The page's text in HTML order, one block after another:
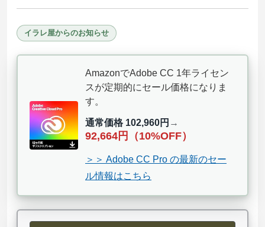
イラレ屋からのお知らせ
AmazonでAdobe CC 1年ライセン
スが定期的にセール価格になりま
す。
通常価格 102,960円 →
92,664円（10%OFF）
＞＞ Adobe CC Pro の最新のセー
ル情報はこちら